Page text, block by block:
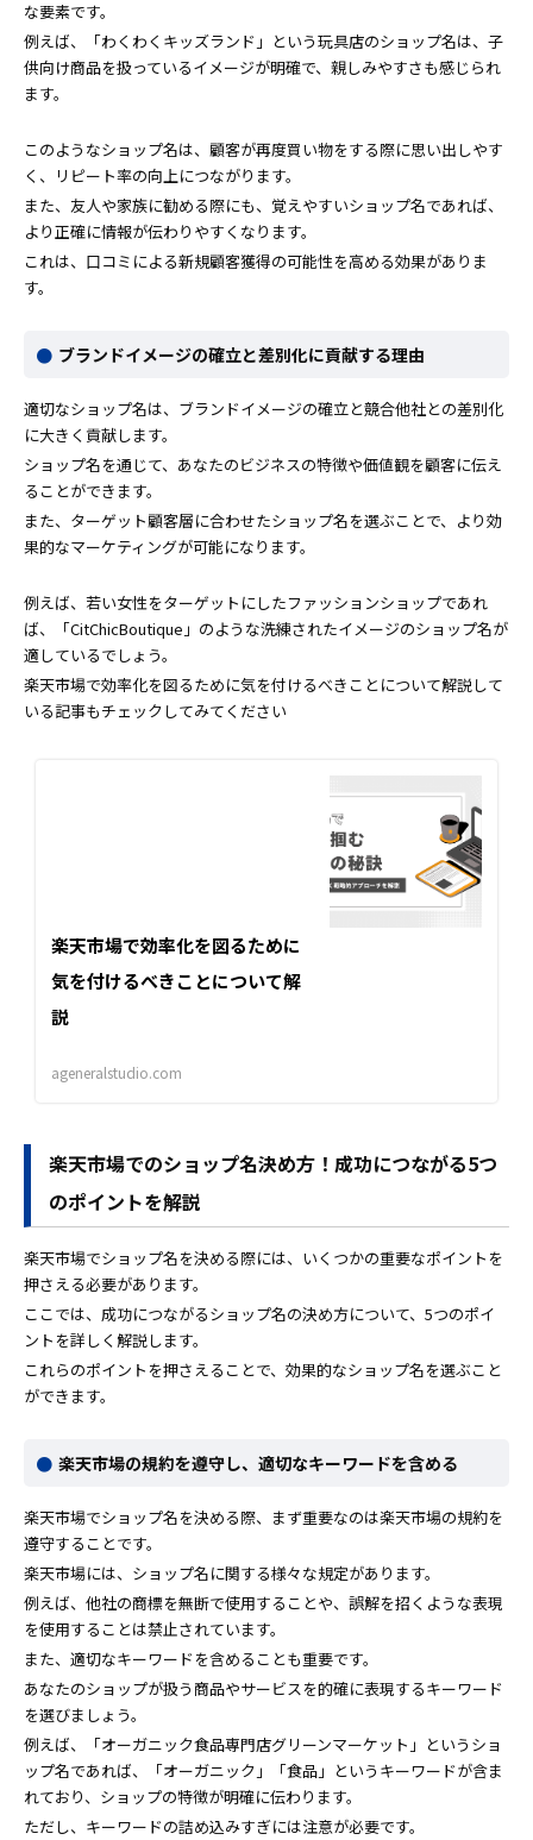
な要素です。
例えば、「わくわくキッズランド」という玩具店のショップ名は、子
供向け商品を扱っているイメージが明確で、親しみやすさも感じられ
ます。
このようなショップ名は、顧客が再度買い物をする際に思い出しやす
く、リピート率の向上につながります。
また、友人や家族に勧める際にも、覚えやすいショップ名であれば、
より正確に情報が伝わりやすくなります。
これは、口コミによる新規顧客獲得の可能性を高める効果がありま
す。
ブランドイメージの確立と差別化に貢献する理由
適切なショップ名は、ブランドイメージの確立と競合他社との差別化
に大きく貢献します。
ショップ名を通じて、あなたのビジネスの特徴や価値観を顧客に伝え
ることができます。
また、ターゲット顧客層に合わせたショップ名を選ぶことで、より効
果的なマーケティングが可能になります。
例えば、若い女性をターゲットにしたファッションショップであれ
ば、「CitChicBoutique」のような洗練されたイメージのショップ名が
適しているでしょう。
楽天市場で効率化を図るために気を付けるべきことについて解説して
いる記事もチェックしてみてください
楽天市場で効率化を図るために
気を付けるべきことについて解
説
ageneralstudio.com
楽天市場でのショップ名決め方！成功につながる5つ
のポイントを解説
楽天市場でショップ名を決める際には、いくつかの重要なポイントを
押さえる必要があります。
ここでは、成功につながるショップ名の決め方について、5つのポイ
ントを詳しく解説します。
これらのポイントを押さえることで、効果的なショップ名を選ぶこと
ができます。
楽天市場の規約を遵守し、適切なキーワードを含める
楽天市場でショップ名を決める際、まず重要なのは楽天市場の規約を
遵守することです。
楽天市場には、ショップ名に関する様々な規定があります。
例えば、他社の商標を無断で使用することや、誤解を招くような表現
を使用することは禁止されています。
また、適切なキーワードを含めることも重要です。
あなたのショップが扱う商品やサービスを的確に表現するキーワード
を選びましょう。
例えば、「オーガニック食品専門店グリーンマーケット」というショ
ップ名であれば、「オーガニック」「食品」というキーワードが含ま
れており、ショップの特徴が明確に伝わります。
ただし、キーワードの詰め込みすぎには注意が必要です。